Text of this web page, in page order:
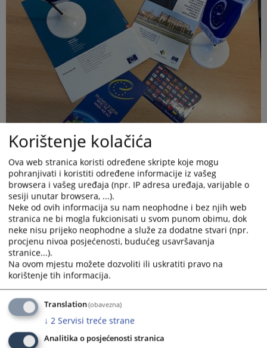
Prikazana vijest je na: Bosanski jezik
Prateći dokumenti
Korištenje kolačića
Ova web stranica koristi određene skripte koje mogu
pohranjivati i koristiti određene informacije iz vašeg
browsera i vašeg uređaja (npr. IP adresa uređaja, varijable o
sesiji unutar browsera, ...).
Neke od ovih informacija su nam neophodne i bez njih web
stranica ne bi mogla fukcionisati u svom punom obimu, dok
neke nisu prijeko neophodne a služe za dodatne stvari (npr.
procjenu nivoa posjećenosti, budućeg usavršavanja
stranice...).
Na ovom mjestu možete dozvoliti ili uskratiti pravo na
korištenje tih informacija.
Translation(obavezna)
↓ 2 Servisi treće strane
Analitika o posjećenosti stranica